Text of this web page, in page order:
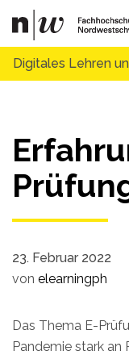
Digitales Lehren
23. Februar 2022
von elearningph
Das Thema E-
Pandemie stark an